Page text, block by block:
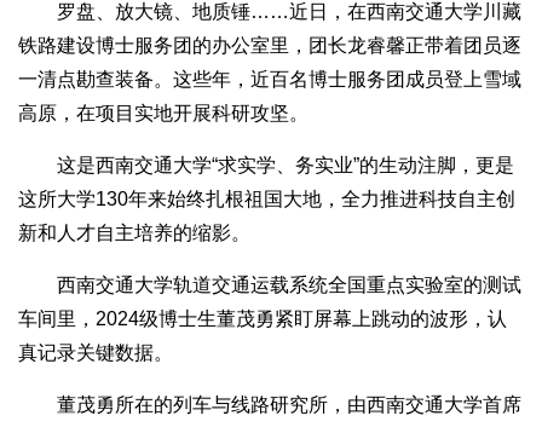
罗盘、放大镜、地质锤……近日，在西南交通大学川藏
铁路建设博士服务团的办公室里，团长龙睿馨正带着团员逐
一清点勘查装备。这些年，近百名博士服务团成员登上雪域
高原，在项目实地开展科研攻坚。
这是西南交通大学“求实学、务实业”的生动注脚，更是
这所大学130年来始终扎根祖国大地，全力推进科技自主创
新和人才自主培养的缩影。
西南交通大学轨道交通运载系统全国重点实验室的测试
车间里，2024级博士生董茂勇紧盯屏幕上跳动的波形，认
真记录关键数据。
董茂勇所在的列车与线路研究所，由西南交通大学首席